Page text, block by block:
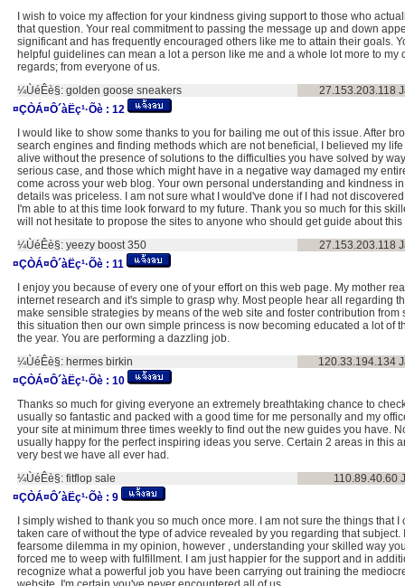
I wish to voice my affection for your kindness giving support to those who
that question. Your real commitment to passing the message up and down
significant and has frequently encouraged others like me to attain their goals.
helpful guidelines can mean a lot a person like me and a whole lot more to my
regards; from everyone of us.
¼ÙéÊè§: golden goose sneakers 27.153.203.118
¤ÇÒÁ¤Ô´àËç¹·Õè : 12
I would like to show some thanks to you for bailing me out of this issue. After
search engines and finding methods which are not beneficial, I believed my
alive without the presence of solutions to the difficulties you have solved by
serious case, and those which might have in a negative way damaged my
come across your web blog. Your own personal understanding and kindness
details was priceless. I am not sure what I would've done if I had not
I'm able to at this time look forward to my future. Thank you so much for this
will not hesitate to propose the sites to anyone who should get guide about this
¼ÙéÊè§: yeezy boost 350 27.153.203.118
¤ÇÒÁ¤Ô´àËç¹·Õè : 11
I enjoy you because of every one of your effort on this web page. My mother
internet research and it's simple to grasp why. Most people hear all regarding
make sensible strategies by means of the web site and foster contribution from
this situation then our own simple princess is now becoming educated a lot of
the year. You are performing a dazzling job.
¼ÙéÊè§: hermes birkin 120.33.194.134
¤ÇÒÁ¤Ô´àËç¹·Õè : 10
Thanks so much for giving everyone an extremely breathtaking chance to
usually so fantastic and packed with a good time for me personally and my
your site at minimum three times weekly to find out the new guides you have.
usually happy for the perfect inspiring ideas you serve. Certain 2 areas in this
very best we have all ever had.
¼ÙéÊè§: fitflop sale 110.89.40.60
¤ÇÒÁ¤Ô´àËç¹·Õè : 9
I simply wished to thank you so much once more. I am not sure the things that
taken care of without the type of advice revealed by you regarding that subject.
fearsome dilemma in my opinion, however , understanding your skilled way
forced me to weep with fulfillment. I am just happier for the support and in
recognize what a powerful job you have been carrying out training the